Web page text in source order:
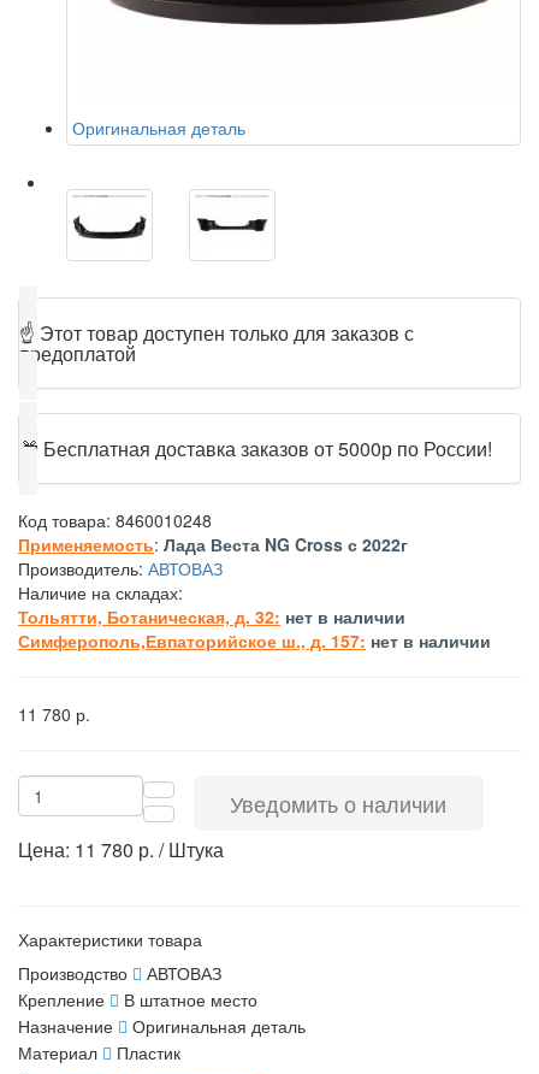
Оригинальная деталь
☝ Этот товар доступен только для заказов с
предоплатой
🎁 Бесплатная доставка заказов от 5000р по России!
Код товара: 8460010248
Применяемость: Лада Веста NG Cross с 2022г
Производитель: АВТОВАЗ
Наличие на складах:
Тольятти, Ботаническая, д. 32: нет в наличии
Симферополь,Евпаторийское ш., д. 157: нет в наличии
11 780 р.
Уведомить о наличии
Цена: 11 780 р. / Штука
Характеристики товара
Производство
АВТОВАЗ
Крепление
В штатное место
Назначение
Оригинальная деталь
Материал
Пластик